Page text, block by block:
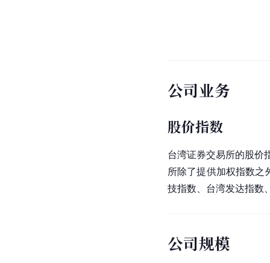
公司业务
股价指数
台湾证券交易所的股价
所除了提供加权指数之
技指数、台湾发达指数
公司规模